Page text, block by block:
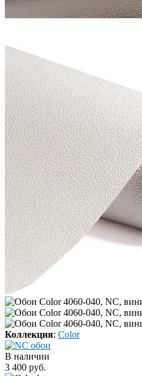
Коллекция: Color
В наличии
3 400 руб.